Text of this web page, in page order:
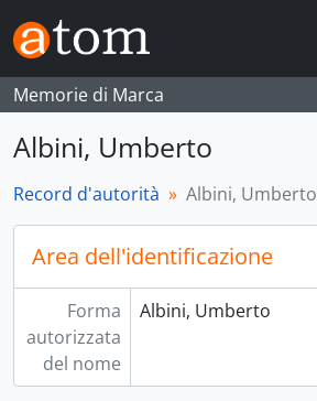
Skip to main content
Memorie di Marca
Albini, Umberto
Record d'autorità Albini, Umberto
Area dell'identificazione
Forma
autorizzata
del nome
Albini, Umberto